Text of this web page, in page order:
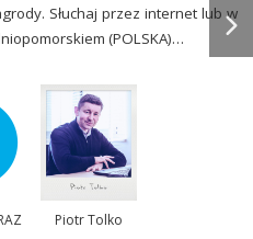
Słuchaj przez internet lub w
(POLSKA)…
Piotr Tolko